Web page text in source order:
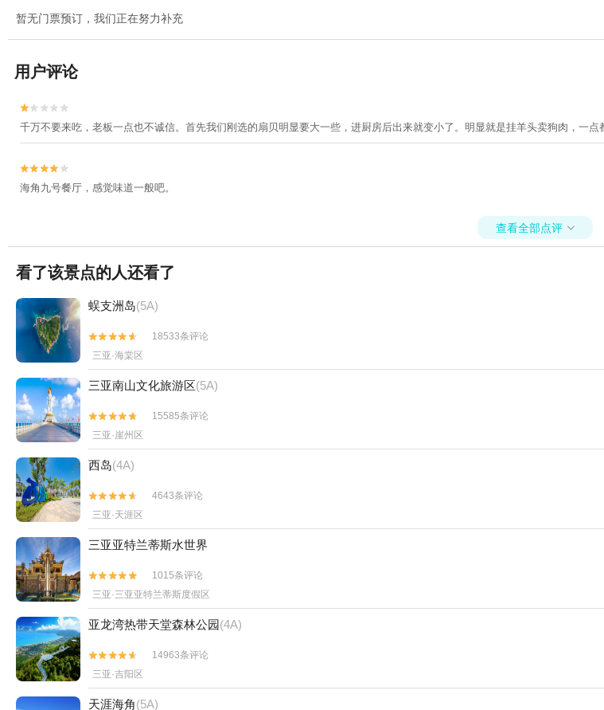
暂无门票预订，我们正在努力补充
用户评论


千万不要来吃，老板一点也不诚信。首先我们刚选的扇贝明显要大一些，进厨房后出来就变小了。明显就是挂羊头卖狗肉，一


海角九号餐厅，感觉味道一般吧。
查看全部点评 
看了该景点的人还看了
蜈支洲岛(5A)


18533条评论
三亚·海棠区
三亚南山文化旅游区(5A)


15585条评论
三亚·崖州区
西岛(4A)


4643条评论
三亚·天涯区
三亚亚特兰蒂斯水世界


1015条评论
三亚·三亚亚特兰蒂斯度假区
亚龙湾热带天堂森林公园(4A)


14963条评论
三亚·吉阳区
天涯海角(5A)